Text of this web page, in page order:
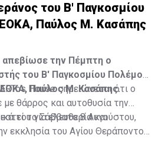
του Β' Παγκοσμίου
ΕΟΚΑ, Παύλος Μ. Κασάπης
απεβίωσε την Πέμπτη ο
του Β' Παγκοσμίου Πολέμου
ΕΟΚΑ, Παύλος Μ. Κασάπης.
House σημειώνεται ότι ο
θάρρος και αυτοθυσία την
του για ελευθερία και
το Σάββατο 8 Αυγούστου,
εκκλησία του Αγίου Θεράποντος